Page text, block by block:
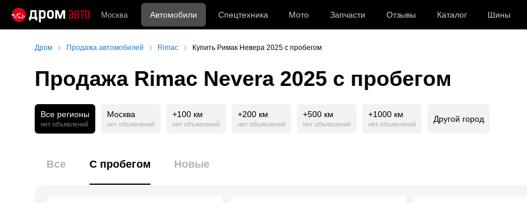
Москва Автомобили Спецтехника Мото Запчасти Отзывы Каталог Шины
Дром Продажа автомобилей Rimac Купить Римак Невера 2025 с пробегом
Продажа Rimac Nevera 2025 с пробегом
Все регионы
нет объявлений
Москва
нет объявлений
+100 км
нет объявлений
+200 км
нет объявлений
+500 км
нет объявлений
+1000 км
нет объявлений
Другой город
Все С пробегом Новые